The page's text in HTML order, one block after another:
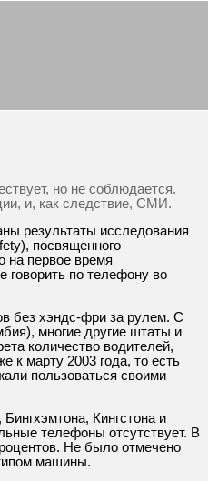
но не соблюдается.
и, как следствие, СМИ.
результаты исследования
посвященного
на первое время
говорить по телефону во
без хэндс-фри за рулем. С
многие другие штаты и
количество водителей,
к марту 2003 года, то есть
пользоваться своими
Кингстона и
телефоны отсутствует. В
Не было отмечено
машины.